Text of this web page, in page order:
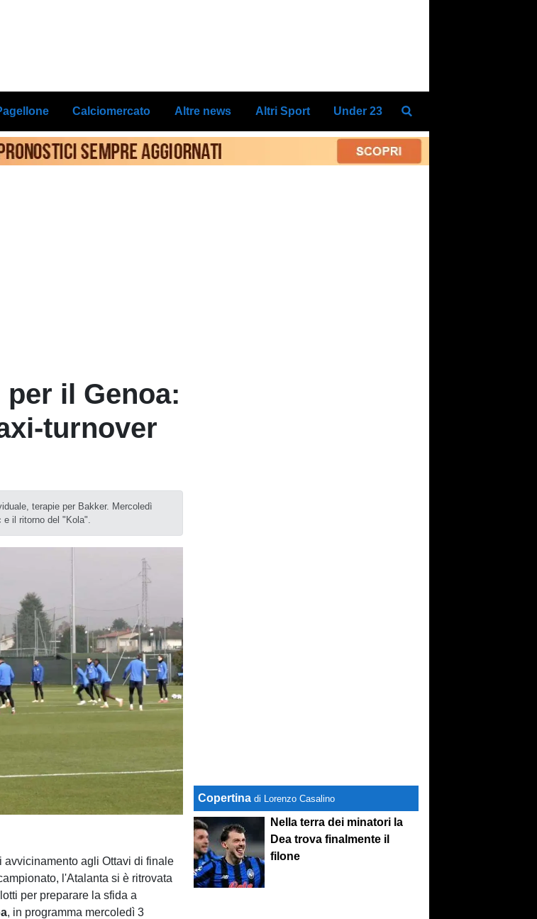
Calciomercato Altre news Altri Sport Under 23
il Genoa:
turnover
terapie per Bakker. Mercoledì
il ritorno del "Kola".
agli Ottavi di finale
l'Atalanta si è ritrovata
per preparare la sfida a
, in programma mercoledì 3
Copertina di Lorenzo Casalino
Nella terra dei minatori la
Dea trova finalmente il
filone